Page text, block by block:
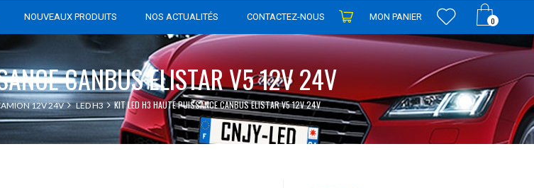
0
NOUVEAUX PRODUITS NOS ACTUALITÉS CONTACTEZ-NOUS MON PANIER
CANBUS ELISTAR V5 12V 24V
12V 24V LED H3 KIT LED H3 HAUTE PUISSANCE CANBUS ELISTAR V5 12V 24V